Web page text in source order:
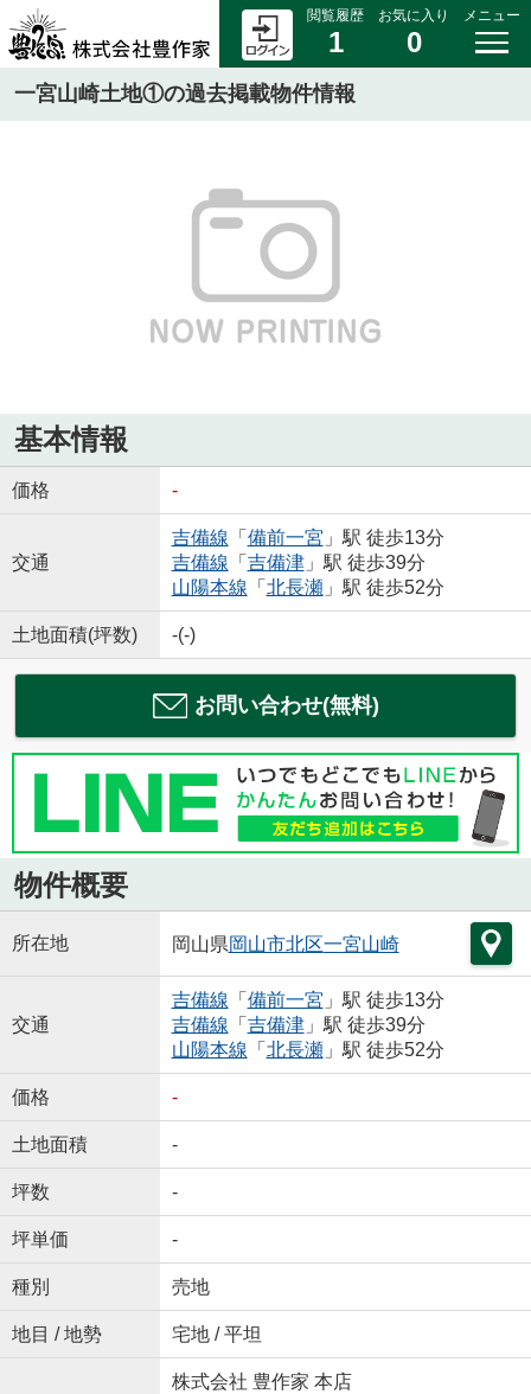
閲覧履歴
1
お気に入り
0
メニュー
一宮山崎土地①の過去掲載物件情報
基本情報
価格 -
交通
吉備線 「 備前一宮 」駅 徒歩13分
吉備線 「 吉備津」駅 徒歩39分
山陽本線 「 北長瀬」駅 徒歩52分
土地面積(坪数) -(-)
お問い合わせ(無料)
物件概要
所在地 岡山県岡山市北区一宮山崎
交通
吉備線 「 備前一宮 」駅 徒歩13分
吉備線 「 吉備津」駅 徒歩39分
山陽本線 「 北長瀬」駅 徒歩52分
価格 -
土地面積 -
坪数 -
坪単価 -
種別 売地
地目 / 地勢 宅地 / 平坦
株式会社 豊作家 本店